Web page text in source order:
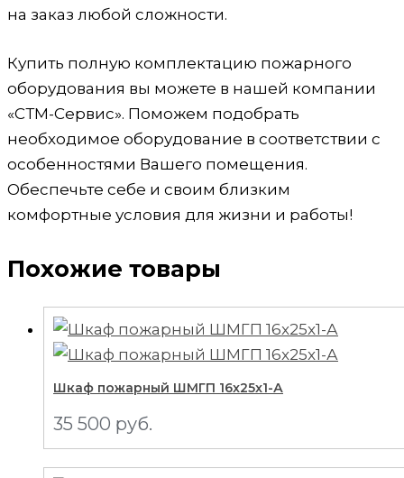
на заказ любой сложности.
Купить полную комплектацию пожарного
оборудования вы можете в нашей компании
«СТМ-Сервис». Поможем подобрать
необходимое оборудование в соответствии с
особенностями Вашего помещения.
Обеспечьте себе и своим близким
комфортные условия для жизни и работы!
Похожие товары
Шкаф пожарный ШМГП 16x25x1-А
35 500 руб.